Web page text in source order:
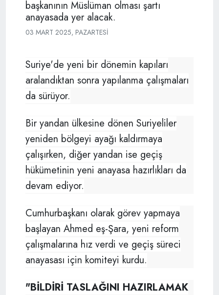
başkanının Müslüman olması şartı
anayasada yer alacak.
03 MART 2025, PAZARTESI
Suriye'de yeni bir dönemin kapıları
aralandıktan sonra yapılanma çalışmaları
da sürüyor.
Bir yandan ülkesine dönen Suriyeliler
yeniden bölgeyi ayağı kaldırmaya
çalışırken, diğer yandan ise geçiş
hükümetinin yeni anayasa hazırlıkları da
devam ediyor.
Cumhurbaşkanı olarak görev yapmaya
başlayan Ahmed eş-Şara, yeni reform
çalışmalarına hız verdi ve geçiş süreci
anayasası için komiteyi kurdu.
"BİLDİRİ TASLAĞINI HAZIRLAMAK